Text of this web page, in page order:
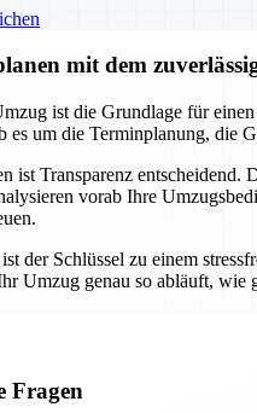
mit dem
ist die Grundlage für
es um die Terminplanung, die
ist Transparenz entscheidend.
vorab Ihre
der Schlüssel zu einem
Umzug genau so abläuft,
Fragen